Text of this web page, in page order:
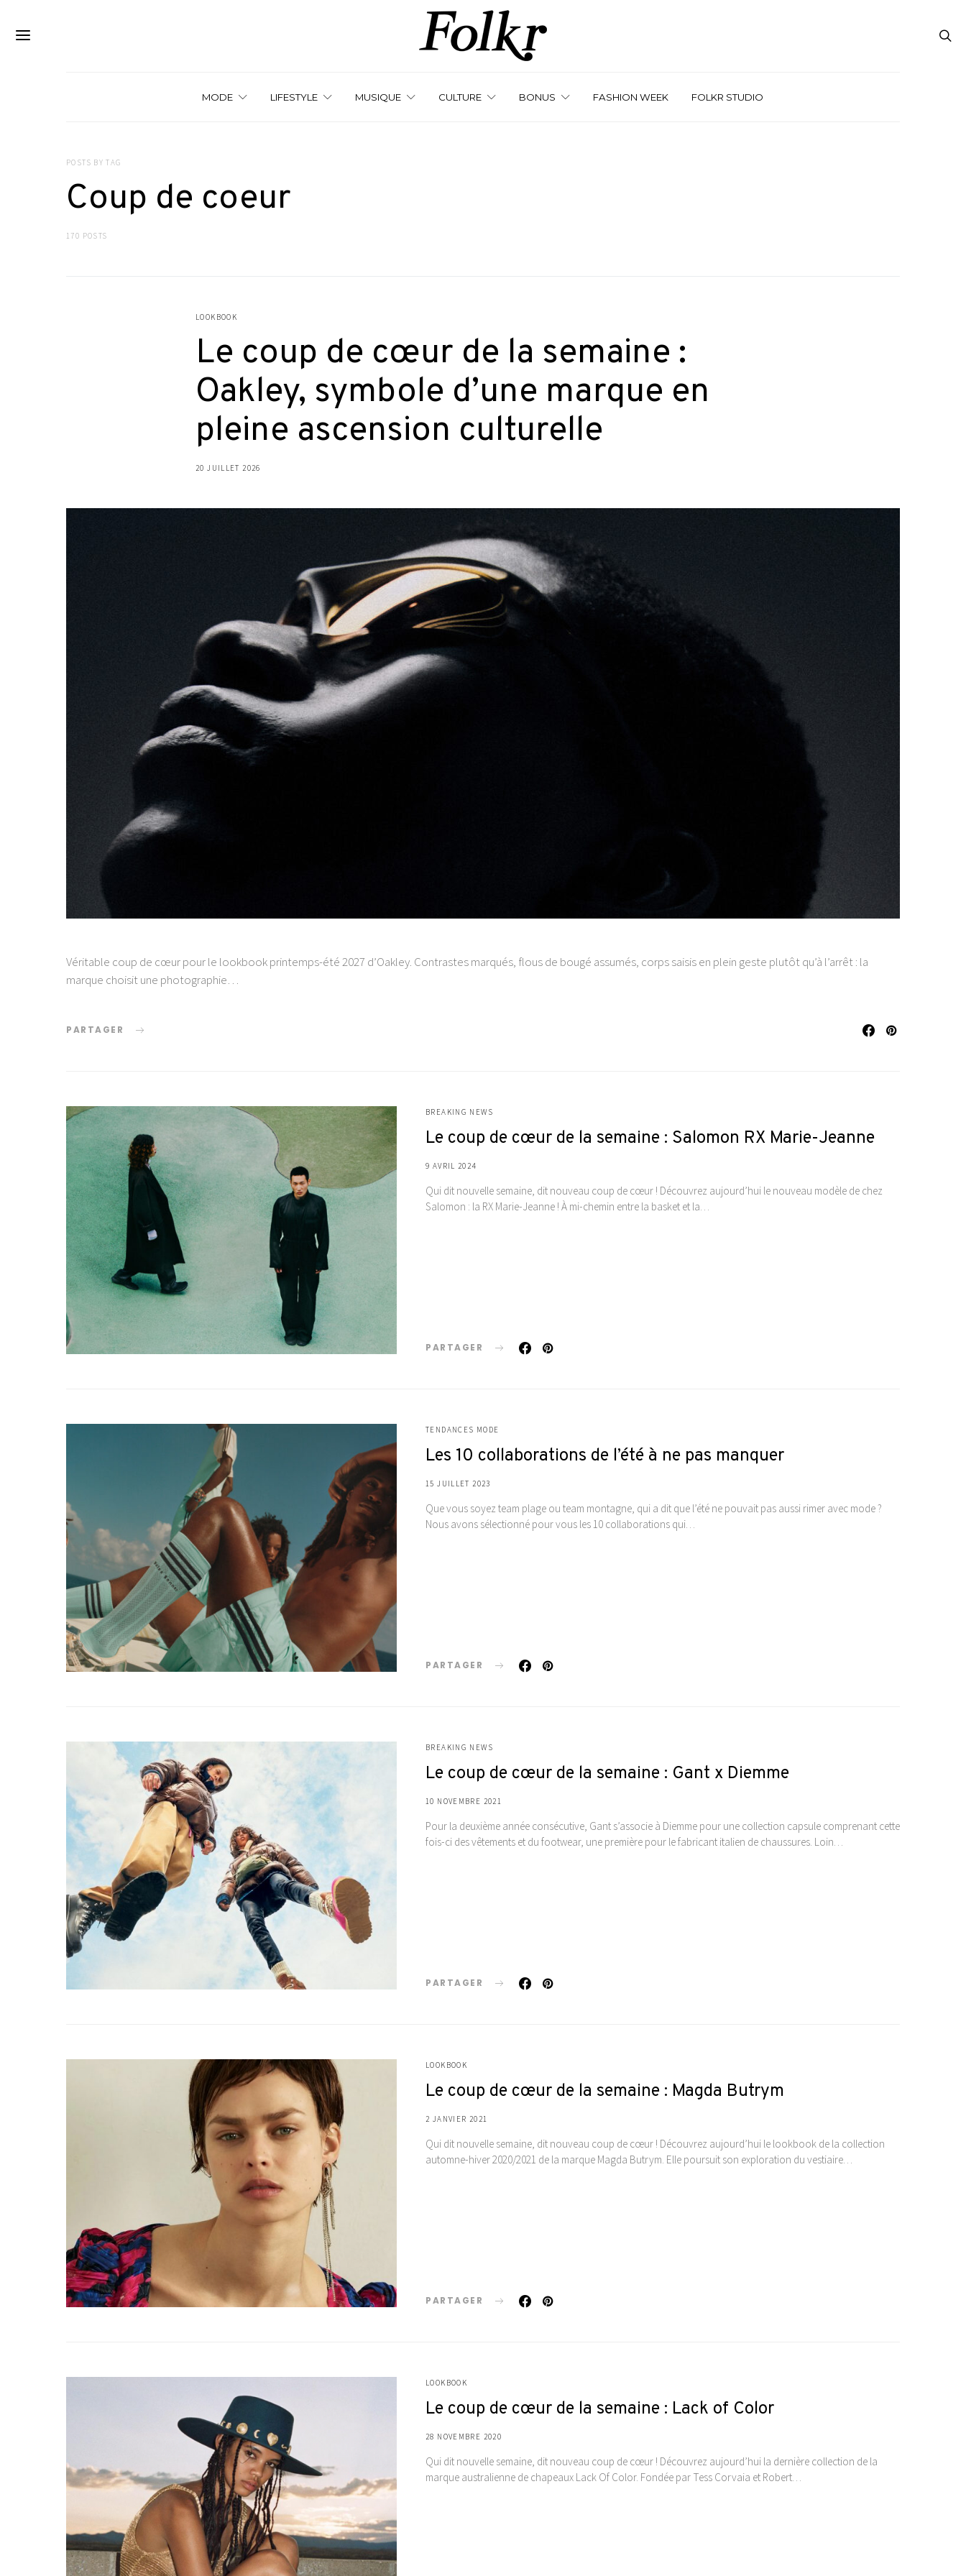
MODE LIFESTYLE MUSIQUE CULTURE BONUS FASHION WEEK FOLKR STUDIO
POSTS BY TAG
Coup de coeur
170 POSTS
LOOKBOOK
Le coup de cœur de la semaine :
Oakley, symbole d’une marque en
pleine ascension culturelle
20 JUILLET 2026
Véritable coup de cœur pour le lookbook printemps-été 2027 d’Oakley. Contrastes marqués, flous de bougé assumés, corps saisis en plein geste plutôt qu’à l’arrêt : la
marque choisit une photographie…
PARTAGER
BREAKING NEWS
Le coup de cœur de la semaine : Salomon RX Marie-Jeanne
9 AVRIL 2024
Qui dit nouvelle semaine, dit nouveau coup de cœur ! Découvrez aujourd’hui le nouveau modèle de chez
Salomon : la RX Marie-Jeanne ! À mi-chemin entre la basket et la…
PARTAGER
TENDANCES MODE
Les 10 collaborations de l’été à ne pas manquer
15 JUILLET 2023
Que vous soyez team plage ou team montagne, qui a dit que l’été ne pouvait pas aussi rimer avec mode ?
Nous avons sélectionné pour vous les 10 collaborations qui…
PARTAGER
BREAKING NEWS
Le coup de cœur de la semaine : Gant x Diemme
10 NOVEMBRE 2021
Pour la deuxième année consécutive, Gant s’associe à Diemme pour une collection capsule comprenant cette
fois-ci des vêtements et du footwear, une première pour le fabricant italien de chaussures. Loin…
PARTAGER
LOOKBOOK
Le coup de cœur de la semaine : Magda Butrym
2 JANVIER 2021
Qui dit nouvelle semaine, dit nouveau coup de cœur ! Découvrez aujourd’hui le lookbook de la collection
automne-hiver 2020/2021 de la marque Magda Butrym. Elle poursuit son exploration du vestiaire…
PARTAGER
LOOKBOOK
Le coup de cœur de la semaine : Lack of Color
28 NOVEMBRE 2020
Qui dit nouvelle semaine, dit nouveau coup de cœur ! Découvrez aujourd’hui la dernière collection de la
marque australienne de chapeaux Lack Of Color. Fondée par Tess Corvaia et Robert…